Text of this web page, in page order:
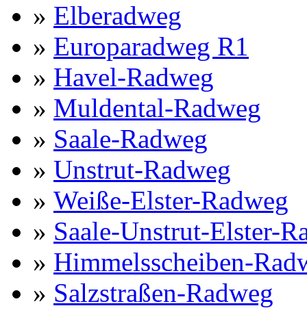
» Elberadweg
» Europaradweg R1
» Havel-Radweg
» Muldental-Radweg
» Saale-Radweg
» Unstrut-Radweg
» Weiße-Elster-Radweg
» Saale-Unstrut-Elster-
» Himmelsscheiben-
» Salzstraßen-Radweg